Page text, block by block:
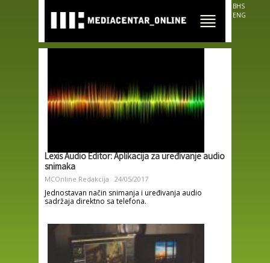
main
content
BHS
ENG
Lexis Audio Editor: Aplikacija za uređivanje audio
snimaka
MCOnline Redakcija 24/05/2017
Jednostavan način snimanja i uređivanja audio
sadržaja direktno sa telefona.